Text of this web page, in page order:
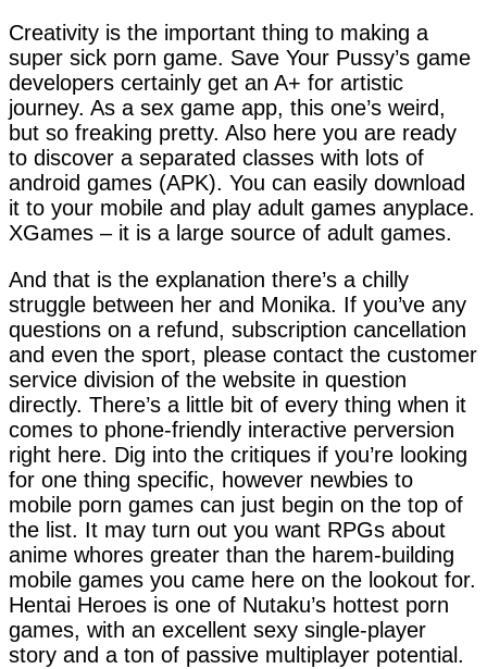
Creativity is the important thing to making a
super sick porn game. Save Your Pussy’s game
developers certainly get an A+ for artistic
journey. As a sex game app, this one’s weird,
but so freaking pretty. Also here you are ready
to discover a separated classes with lots of
android games (APK). You can easily download
it to your mobile and play adult games anyplace.
XGames – it is a large source of adult games.
And that is the explanation there’s a chilly
struggle between her and Monika. If you’ve any
questions on a refund, subscription cancellation
and even the sport, please contact the customer
service division of the website in question
directly. There’s a little bit of every thing when it
comes to phone-friendly interactive perversion
right here. Dig into the critiques if you’re looking
for one thing specific, however newbies to
mobile porn games can just begin on the top of
the list. It may turn out you want RPGs about
anime whores greater than the harem-building
mobile games you came here on the lookout for.
Hentai Heroes is one of Nutaku’s hottest porn
games, with an excellent sexy single-player
story and a ton of passive multiplayer potential.